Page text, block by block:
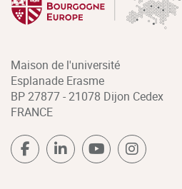
Maison de l'université
Esplanade Erasme
BP 27877 - 21078 Dijon Cedex
FRANCE